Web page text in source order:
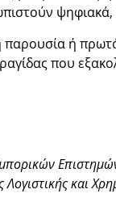
παρουσία ή
που
και